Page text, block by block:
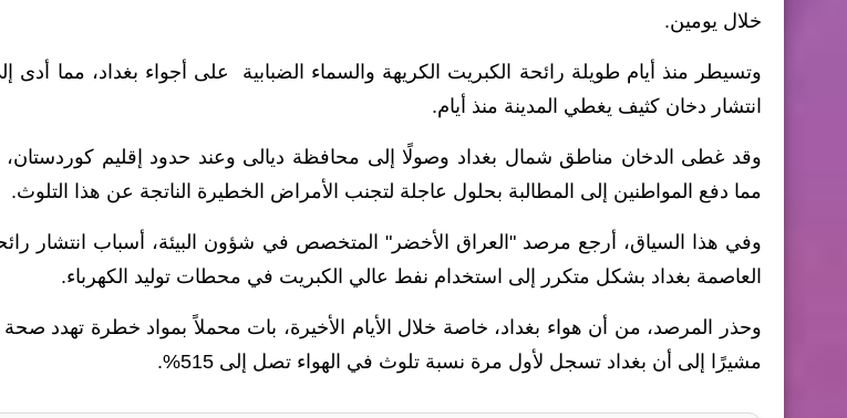
خلال يومين.
وتسيطر منذ أيام طويلة رائحة الكبريت الكريهة والسماء الضبابية على أجواء بغداد، مما أدى
انتشار دخان كثيف يغطي المدينة منذ أيام.
وقد غطى الدخان مناطق شمال بغداد وصولًا إلى محافظة ديالى وعند حدود إقليم
مما دفع المواطنين إلى المطالبة بحلول عاجلة لتجنب الأمراض الخطيرة الناتجة عن هذا التلوث.
وفي هذا السياق، أرجع مرصد "العراق الأخضر" المتخصص في شؤون البيئة، أسباب انتشار
العاصمة بغداد بشكل متكرر إلى استخدام نفط عالي الكبريت في محطات توليد الكهرباء.
وحذر المرصد، من أن هواء بغداد، خاصة خلال الأيام الأخيرة، بات محملاً بمواد خطرة تهدد صحة
مشيرًا إلى أن بغداد تسجل لأول مرة نسبة تلوث في الهواء تصل إلى 515%.